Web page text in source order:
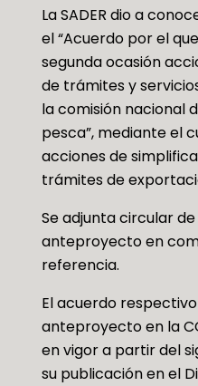
La SADER dio a
el “Acuerdo por el
segunda ocasión
de trámites y
la comisión nacional
pesca”, mediante el
acciones de
trámites de
Se adjunta circular de
anteproyecto en
referencia.
El acuerdo
anteproyecto en la
en vigor a partir del
su publicación en el